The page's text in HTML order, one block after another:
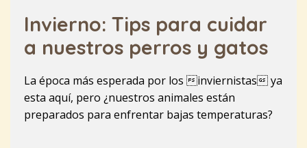
Invierno: Tips para cuidar
a nuestros perros y gatos
La época más esperada por los inviernistas ya
esta aquí, pero ¿nuestros animales están
preparados para enfrentar bajas temperaturas?